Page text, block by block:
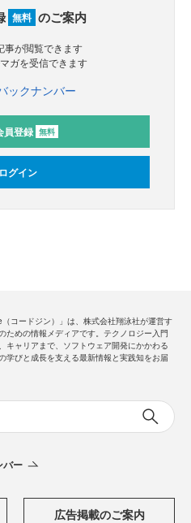
無料 のご案内
事が閲覧できます
ガを受信できます
ックナンバー
員登録 無料
ログイン
（コードジン）」は、株式会社翔泳社が運営す
ための情報メディアです。テクノロジー入門
キャリアまで、ソフトウェア開発にかかわる
学びと成長を支える最新情報と実践知をお届
バー
広告掲載のご案内